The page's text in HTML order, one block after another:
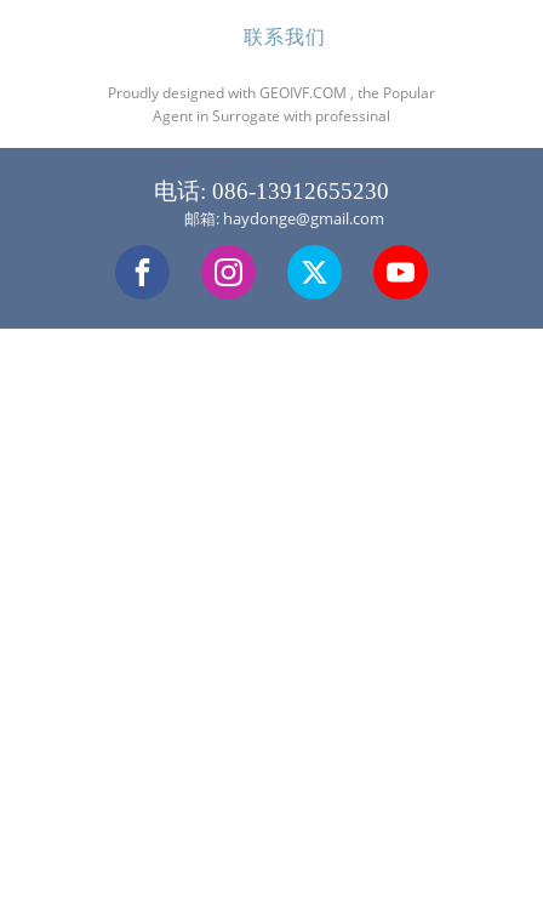
联系我们
Proudly designed with GEOIVF.COM , the Popular
Agent in Surrogate with professinal
电话: 086-13912655230
邮箱: haydonge@gmail.com